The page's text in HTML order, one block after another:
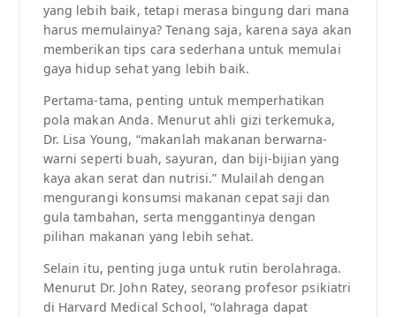
yang lebih baik, tetapi merasa bingung dari mana
harus memulainya? Tenang saja, karena saya akan
memberikan tips cara sederhana untuk memulai
gaya hidup sehat yang lebih baik.
Pertama-tama, penting untuk memperhatikan
pola makan Anda. Menurut ahli gizi terkemuka,
Dr. Lisa Young, “makanlah makanan berwarna-
warni seperti buah, sayuran, dan biji-bijian yang
kaya akan serat dan nutrisi.” Mulailah dengan
mengurangi konsumsi makanan cepat saji dan
gula tambahan, serta menggantinya dengan
pilihan makanan yang lebih sehat.
Selain itu, penting juga untuk rutin berolahraga.
Menurut Dr. John Ratey, seorang profesor psikiatri
di Harvard Medical School, “olahraga dapat